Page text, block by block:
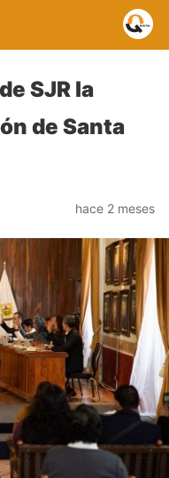
SJR la
de Santa
hace 2 meses